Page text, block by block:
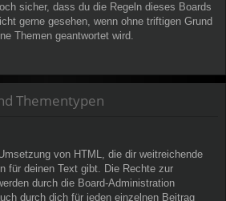
sicher, dass du die Regeln dieses Boards
gerne gesehen, wenn ohne triftigen Grund
Themen geantwortet wird.
Thementypen
von HTML, die dir weitreichende
für deinen Text gibt. Die Rechte zur
durch die Board-Administration
durch dich für jeden einzelnen Beitrag